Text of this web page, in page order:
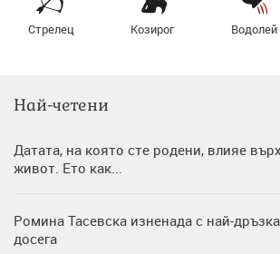
Стрелец Козирог Водолей
Най-четени
Датата, на която сте родени, влияе
живот. Ето как...
Ромина Тасевска изненада с най-
досега